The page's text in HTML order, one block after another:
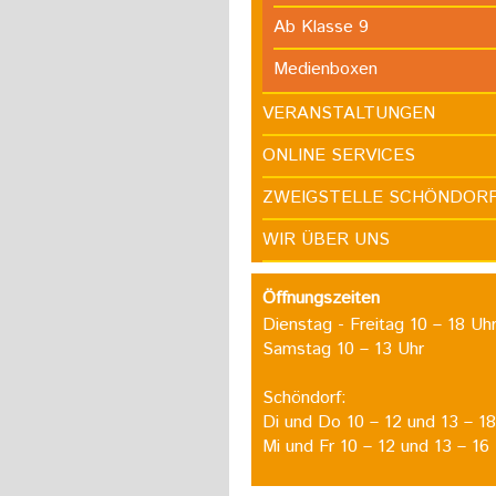
Ab Klasse 9
Medienboxen
VERANSTALTUNGEN
ONLINE SERVICES
ZWEIGSTELLE
WIR ÜBER UNS
Öffnungszeiten
Dienstag - Freitag 10 – 18 Uhr
Samstag 10 – 13 Uhr
Schöndorf:
Di und Do 10 – 12 und 13 –
Mi und Fr 10 – 12 und 13 – 16